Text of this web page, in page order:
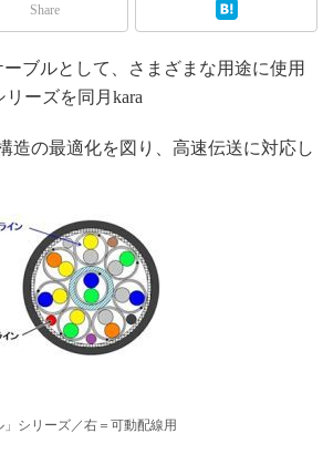
Share
ブルとして、さまざまな用途に使用
ーズを同月kara
造の最適化を図り、高速伝送に対応し
シリーズ／右＝可動配線用